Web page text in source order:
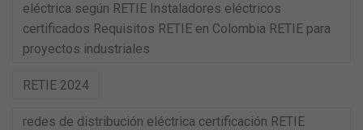
eléctrica según RETIE Instaladores eléctricos
certificados Requisitos RETIE en Colombia RETIE para
proyectos industriales
RETIE 2024
redes de distribución eléctrica certificación RETIE